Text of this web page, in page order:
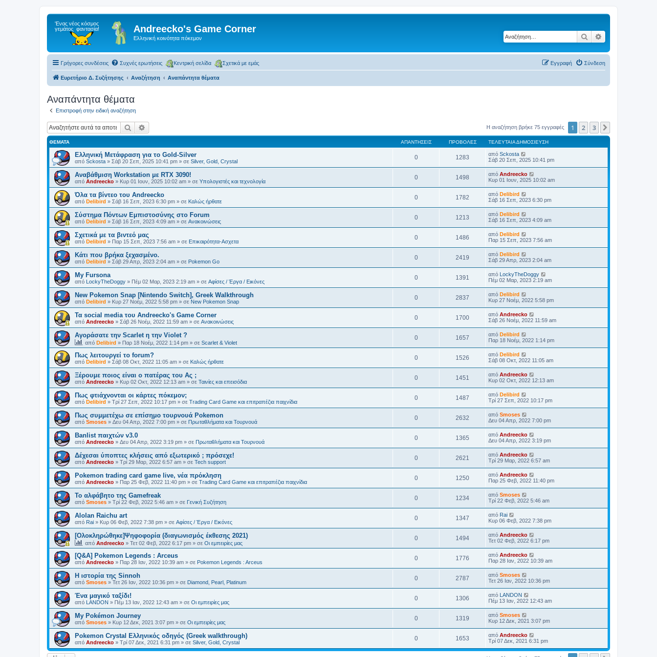
Andreecko's Game Corner
Ελληνική κοινότητα πόκεμον Αναζήτηση
Γρήγορες συνδέσεις Συχνές ερωτήσεις Κεντρική σελίδα Σχετικά με εμάς Σύνδεση
Εγγραφή
Ευρετήριο Δ. Συζήτησης Αναζήτηση Αναπάντητα θέματα
Αναπάντητα θέματα
Επιστροφή στην ειδική αναζήτηση
Αναζήτηση Η αναζήτηση βρήκε 75 εγγραφές 1 2 3
ΘΈΜΑΤΑ ΑΠΑΝΤΉΣΕΙΣ ΠΡΟΒΟΛΈΣ ΤΕΛΕΥΤΑΊΑ ΔΗΜΟΣΊΕΥΣΗ
Ελληνική Μετάφραση για το Gold-Silver
από Sckosta » Σάβ 20 Σεπ, 2025 10:41 pm » σε Silver, Gold, Crystal
0 1283 από Sckosta
Σάβ 20 Σεπ, 2025 10:41 pm
Αναβάθμιση Workstation με RTX 3090!
από Andreecko » Κυρ 01 Ιουν, 2025 10:02 am » σε Υπολογιστές και τεχνολογία
0 1498 από Andreecko
Κυρ 01 Ιουν, 2025 10:02 am
Όλα τα βίντεο του Andreecko
από Delibird » Σάβ 16 Σεπ, 2023 6:30 pm » σε Kαλώς ήρθατε
0 1782 από Delibird
Σάβ 16 Σεπ, 2023 6:30 pm
Σύστημα Πόντων Εμπιστοσύνης στο Forum
από Delibird » Σάβ 16 Σεπ, 2023 4:09 am » σε Ανακοινώσεις
0 1213 από Delibird
Σάβ 16 Σεπ, 2023 4:09 am
Σχετικά με τα βιντεό μας
από Delibird » Παρ 15 Σεπ, 2023 7:56 am » σε Επικαιρότητα-Ασχετα
0 1486 από Delibird
Παρ 15 Σεπ, 2023 7:56 am
Κάτι που βρήκα ξεχασμένο.
από Delibird » Σάβ 29 Απρ, 2023 2:04 am » σε Pokemon Go
0 2419 από Delibird
Σάβ 29 Απρ, 2023 2:04 am
My Fursona
από LockyTheDoggy » Πέμ 02 Μαρ, 2023 2:19 am » σε Αφίσες / Έργα / Εικόνες
0 1391 από LockyTheDoggy
Πέμ 02 Μαρ, 2023 2:19 am
New Pokemon Snap [Nintendo Switch], Greek Walkthrough
από Delibird » Κυρ 27 Νοέμ, 2022 5:58 pm » σε New Pokemon Snap
0 2837 από Delibird
Κυρ 27 Νοέμ, 2022 5:58 pm
Τα social media του Andreecko's Game Corner
από Andreecko » Σάβ 26 Νοέμ, 2022 11:59 am » σε Ανακοινώσεις
0 1700 από Andreecko
Σάβ 26 Νοέμ, 2022 11:59 am
Αγοράσατε την Scarlet η την Violet ?
από Delibird » Παρ 18 Νοέμ, 2022 1:14 pm » σε Scarlet & Violet
0 1657 από Delibird
Παρ 18 Νοέμ, 2022 1:14 pm
Πως λειτουργεί το forum?
από Delibird » Σάβ 08 Οκτ, 2022 11:05 am » σε Kαλώς ήρθατε
0 1526 από Delibird
Σάβ 08 Οκτ, 2022 11:05 am
Ξέρουμε ποιος είναι ο πατέρας του Ας ;
από Andreecko » Κυρ 02 Οκτ, 2022 12:13 am » σε Ταινίες και επεισόδια
0 1451 από Andreecko
Κυρ 02 Οκτ, 2022 12:13 am
Πως φτιάχνονται οι κάρτες πόκεμον;
από Delibird » Τρί 27 Σεπ, 2022 10:17 pm » σε Trading Card Game και επιτραπέζια παιχνίδια
0 1487 από Delibird
Τρί 27 Σεπ, 2022 10:17 pm
Πως συμμετέχω σε επίσημο τουρνουά Pokemon
από Smoses » Δευ 04 Απρ, 2022 7:00 pm » σε Πρωταθλήματα και Τουρνουά
0 2632 από Smoses
Δευ 04 Απρ, 2022 7:00 pm
Banlist παιχτών v3.0
από Andreecko » Δευ 04 Απρ, 2022 3:19 pm » σε Πρωταθλήματα και Τουρνουά
0 1365 από Andreecko
Δευ 04 Απρ, 2022 3:19 pm
Δέχεσαι ύποπτες κλήσεις από εξωτερικό ; πρόσεχε!
από Andreecko » Τρί 29 Μαρ, 2022 6:57 am » σε Tech support
0 2621 από Andreecko
Τρί 29 Μαρ, 2022 6:57 am
Pokemon trading card game live, νέα πρόκληση
από Andreecko » Παρ 25 Φεβ, 2022 11:40 pm » σε Trading Card Game και επιτραπέζια παιχνίδια
0 1250 από Andreecko
Παρ 25 Φεβ, 2022 11:40 pm
Το αλφάβητο της Gamefreak
από Smoses » Τρί 22 Φεβ, 2022 5:46 am » σε Γενική Συζήτηση
0 1234 από Smoses
Τρί 22 Φεβ, 2022 5:46 am
Alolan Raichu art
από Rai » Κυρ 06 Φεβ, 2022 7:38 pm » σε Αφίσες / Έργα / Εικόνες
0 1347 από Rai
Κυρ 06 Φεβ, 2022 7:38 pm
[Ολοκληρώθηκε]Ψηφοφορία (διαγωνισμός έκθεσης 2021)
από Andreecko » Τετ 02 Φεβ, 2022 6:17 pm » σε Οι εμπειρίες μας
0 1494 από Andreecko
Τετ 02 Φεβ, 2022 6:17 pm
[Q&A] Pokemon Legends : Arceus
από Andreecko » Παρ 28 Ιαν, 2022 10:39 am » σε Pokemon Legends : Arceus
0 1776 από Andreecko
Παρ 28 Ιαν, 2022 10:39 am
Η ιστορία της Sinnoh
από Smoses » Τετ 26 Ιαν, 2022 10:36 pm » σε Diamond, Pearl, Platinum
0 2787 από Smoses
Τετ 26 Ιαν, 2022 10:36 pm
Ένα μαγικό ταξίδι!
από LANDON » Πέμ 13 Ιαν, 2022 12:43 am » σε Οι εμπειρίες μας
0 1306 από LANDON
Πέμ 13 Ιαν, 2022 12:43 am
My Pokémon Journey
από Smoses » Κυρ 12 Δεκ, 2021 3:07 pm » σε Οι εμπειρίες μας
0 1319 από Smoses
Κυρ 12 Δεκ, 2021 3:07 pm
Pokemon Crystal Ελληνικός οδηγός (Greek walkthrough)
από Andreecko » Τρί 07 Δεκ, 2021 6:31 pm » σε Silver, Gold, Crystal
0 1653 από Andreecko
Τρί 07 Δεκ, 2021 6:31 pm